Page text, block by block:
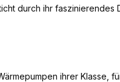
durch ihr faszinierendes
ihrer Klasse,